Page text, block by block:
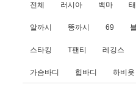
전체 러시아 백마
알까시 똥까시 69
스타킹 T팬티 레깅스
가슴바디 힙바디 하비욧